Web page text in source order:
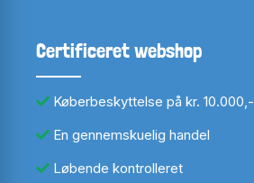
Certificeret webshop
Køberbeskyttelse på kr. 10.000,-
En gennemskuelig handel
Løbende kontrolleret